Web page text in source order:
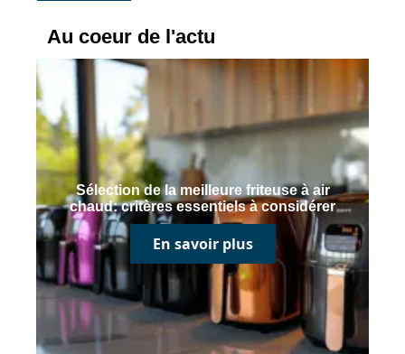
Au coeur de l'actu
Sélection de la meilleure friteuse à air
chaud: critères essentiels à considérer
En savoir plus